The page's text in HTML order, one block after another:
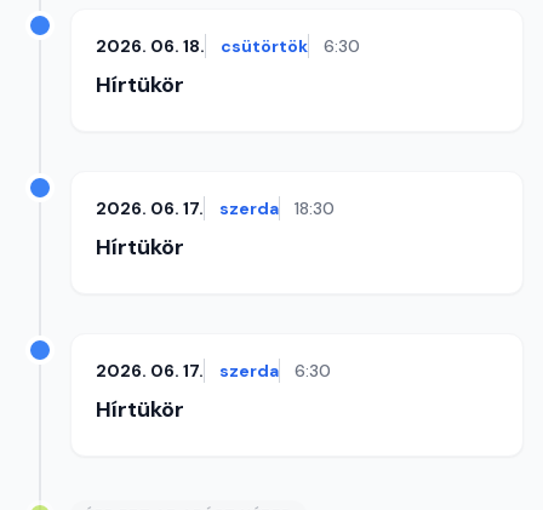
2026. 06. 18. csütörtök 6:30
Hírtükör
2026. 06. 17. szerda 18:30
Hírtükör
2026. 06. 17. szerda 6:30
Hírtükör